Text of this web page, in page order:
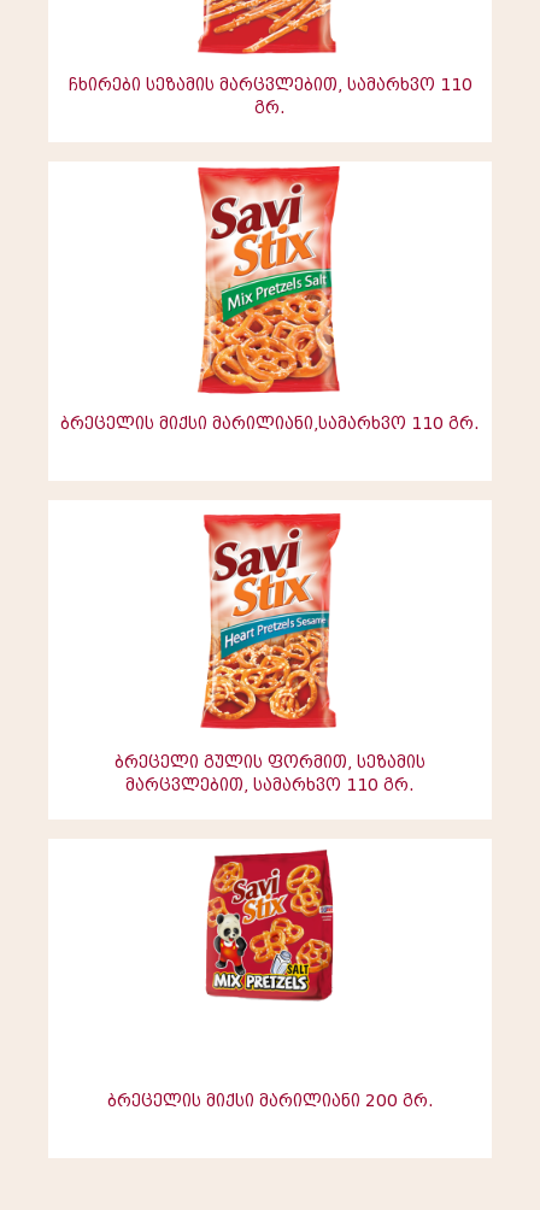
ჩხირები სეზამის მარცვლებით, სამარხვო 110
გრ.
ბრეცელის მიქსი მარილიანი,სამარხვო 110 გრ.
ბრეცელი გულის ფორმით, სეზამის
მარცვლებით, სამარხვო 110 გრ.
ბრეცელის მიქსი მარილიანი 200 გრ.